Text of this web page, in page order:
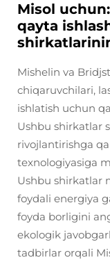
Misol
qayta
Mishelin va
chiqaruvchilari,
ishlatish uchun
Ushbu shirkatlar
rivojlantirishga
texnologiyasiga
Ushbu shirkatlar
foydali energiya
foyda borligini
ekologik
tadbirlar orqali